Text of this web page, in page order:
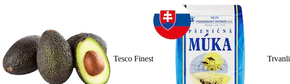
Tesco Finest